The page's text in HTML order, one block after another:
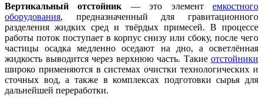
Вертикальный отстойник — это элементемкостного
оборудования, предназначенный для гравитационного
разделения жидких сред и твёрдых примесей. В процессе
работы поток поступает в корпус снизу или сбоку, после чего
частицы осадка медленно оседают на дно, а осветлённая
жидкость выводится через верхнюю часть. Такие отстойники
широко применяются в системах очистки технологических и
сточных вод, а также в комплексах подготовки сырья для
дальнейшей переработки.